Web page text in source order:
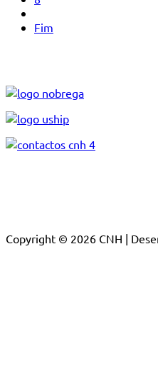
Fim
Copyright © 2026 CNH |